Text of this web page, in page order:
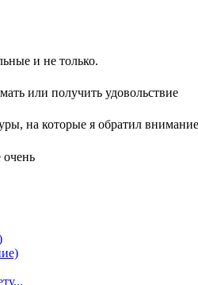
и не только.
или получить удовольствие
на которые я обратил